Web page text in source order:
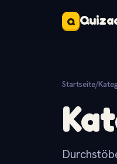
Q
Startseite/